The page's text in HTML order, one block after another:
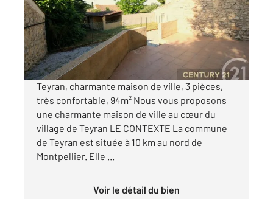
Maison à louer
1 150 €
par mois charges comprises
Teyran, charmante maison de ville, 3 pièces,
très confortable, 94m² Nous vous proposons
une charmante maison de ville au cœur du
village de Teyran LE CONTEXTE La commune
de Teyran est située à 10 km au nord de
Montpellier. Elle ...
Voir le détail du bien